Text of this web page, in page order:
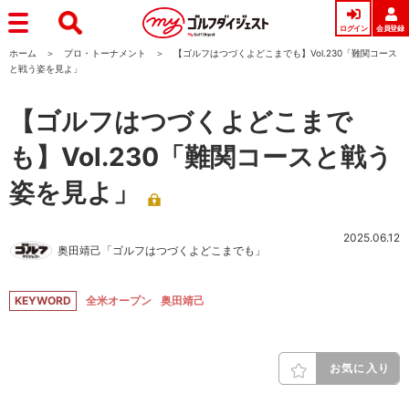
ログイン 会員登録
ホーム プロ・トーナメント
【ゴルフはつづくよどこまでも】Vol.230「難関コース
と戦う姿を見よ」
【ゴルフはつづくよどこまで
も】Vol.230「難関コースと戦う
姿を見よ」
奥田靖己「ゴルフはつづくよどこまでも」
2025.06.12
KEYWORD 全米オープン 奥田靖己
お気に入り